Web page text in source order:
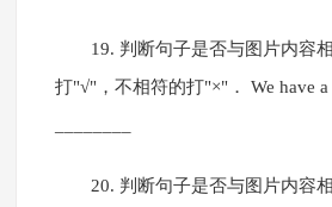
19. 判断句子是否与图片内容
打"√"，不相符的打"×"． We have a
20. 判断句子是否与图片内容